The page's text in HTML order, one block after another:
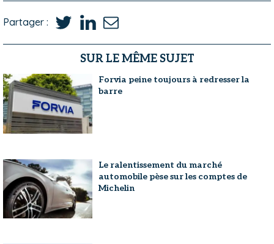
Partager :
SUR LE MÊME SUJET
Forvia peine toujours à redresser la
barre
Le ralentissement du marché
automobile pèse sur les comptes de
Michelin